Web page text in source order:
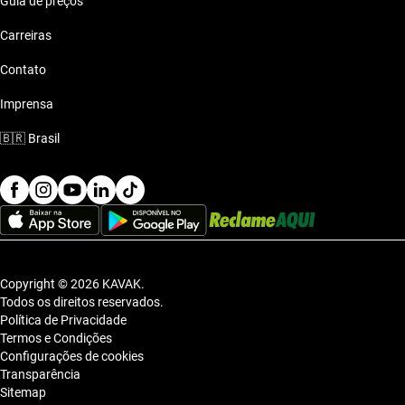
Carreiras
Contato
Imprensa
🇧🇷 Brasil
Copyright © 2026 KAVAK.
Todos os direitos reservados.
Política de Privacidade
Termos e Condições
Configurações de cookies
Transparência
Sitemap